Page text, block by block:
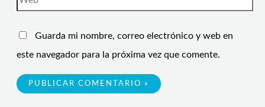
Guarda mi nombre, correo electrónico y web en
este navegador para la próxima vez que comente.